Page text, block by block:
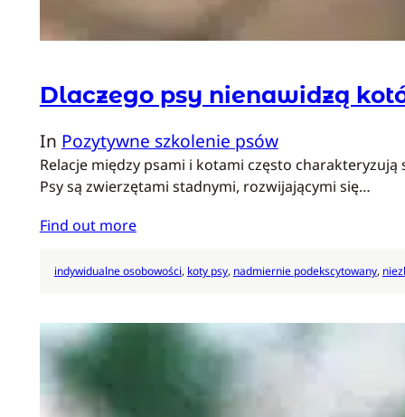
Dlaczego psy nienawidzą
In Pozytywne szkolenie psów
Relacje między psami i kotami często
Psy są zwierzętami stadnymi, rozwijającymi się…
Find out more
indywidualne osobowości, koty psy, nadmiernie podekscytowany,